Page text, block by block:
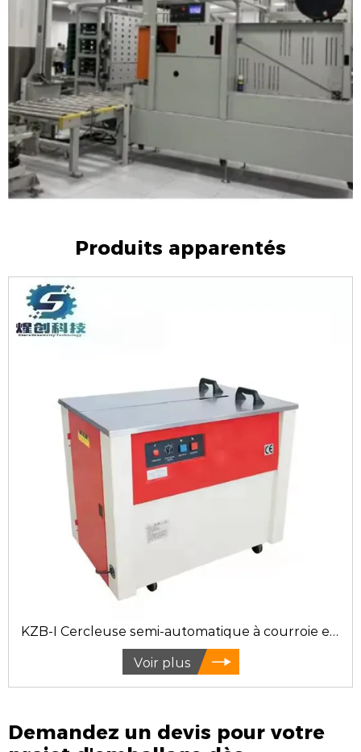
de chauffe
Méthode de scellement Élément chauffant (sur le côté)
Hauteur du convoyeur Sur mesure
Taille de l'arche
Sur mesure (en fonction de la taille
de la palette)
Bande de cerclage adaptée
Système de contrôle
Tension 220-480V triphasé 50/60Hz
Divertissement de la machine L4300*L760*H2030mm
Produits apparentés
KZB-I Cercleuse semi-automatique à courroie en PP
Voir plus
Demandez un devis pour votre